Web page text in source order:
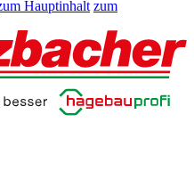
Hauptinhalt zum